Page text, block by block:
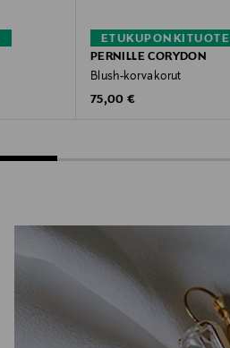
ETUKUPONKITUOTE
PERNILLE CORYDON
Blush-korvakorut
Original Price
75,00 €